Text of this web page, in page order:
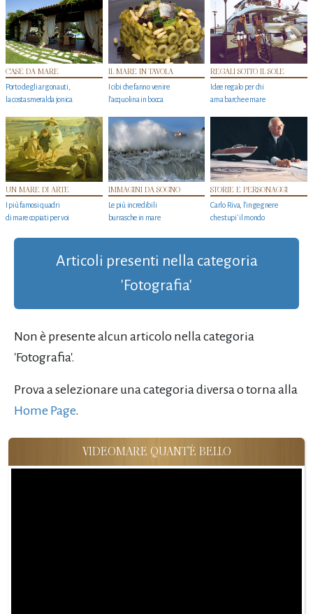
CASE DA MARE
Porto degli argonauti,
la costa smeralda jonica
IL MARE IN TAVOLA
I cibi che fanno venire
l’acquolina in bocca
REGALI SOTTO IL SOLE
Idee regalo per chi
ama barche e mare
UN MARE DI ARTE
I più famosi quadri
di mare copiati per voi
IMMAGINI DA SOGNO
Le più incredibili
burrasche in mare
STORIE E PERSONAGGI
Carlo Riva, l’ingegnere
che stupi' il mondo
Articoli presenti nella categoria
'Fotografia'
Non è presente alcun articolo nella categoria
'Fotografia'.
Prova a selezionare una categoria diversa o torna alla
Home Page.
VIDEOMARE QUANT'È BELLO